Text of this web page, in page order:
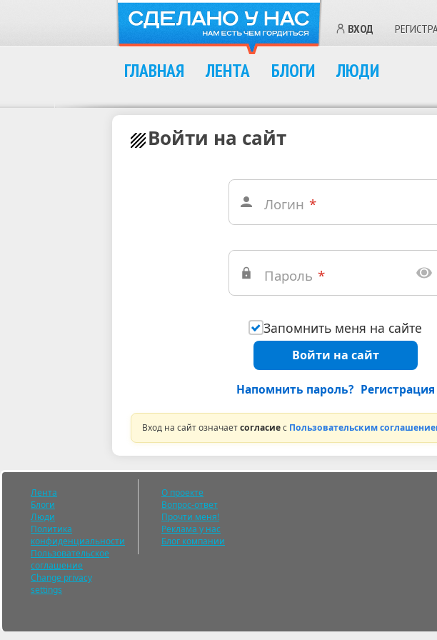
ВХОД
ГЛАВНАЯ ЛЕНТА БЛОГИ ЛЮДИ
Войти на сайт
Логин *
Пароль *
Запомнить меня на сайте
Войти на сайт
Напомнить пароль? Регистрация
Вход на сайт означаетсогласиес Пользовательским
Лента
Блоги
Люди
Политика
конфиденциальности
Пользовательское
соглашение
Change privacy
settings
О проекте
Вопрос-ответ
Прочти меня!
Реклама у нас
Блог компании